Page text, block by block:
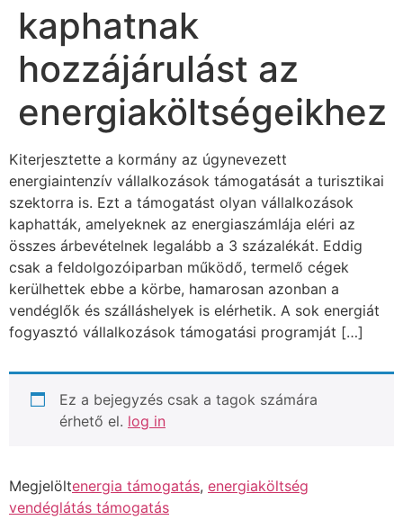
kaphatnak
hozzájárulást az
energiaköltségeikhez
Kiterjesztette a kormány az úgynevezett
energiaintenzív vállalkozások támogatását a turisztikai
szektorra is. Ezt a támogatást olyan vállalkozások
kaphatták, amelyeknek az energiaszámlája eléri az
összes árbevételnek legalább a 3 százalékát. Eddig
csak a feldolgozóiparban működő, termelő cégek
kerülhettek ebbe a körbe, hamarosan azonban a
vendéglők és szálláshelyek is elérhetik. A sok energiát
fogyasztó vállalkozások támogatási programját […]
Ez a bejegyzés csak a tagok számára
érhető el. log in
Megjelöltenergia támogatás, energiaköltség
vendéglátás támogatás